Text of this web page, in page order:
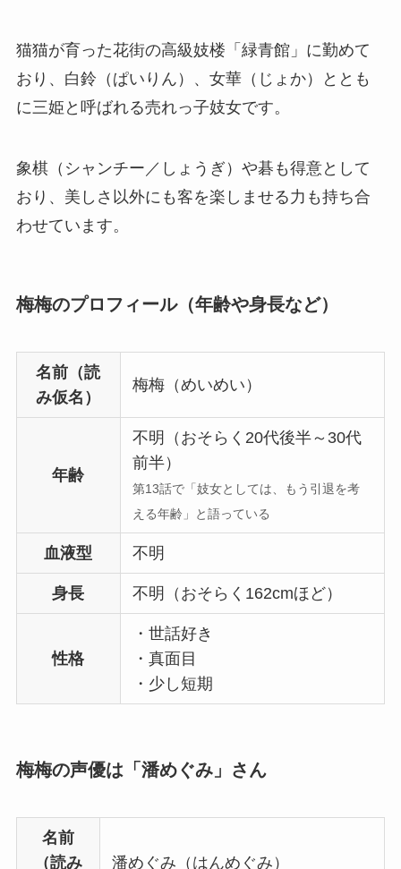
猫猫が育った花街の高級妓楼「緑青館」に勤めて
おり、白鈴（ぱいりん）、女華（じょか）ととも
に三姫と呼ばれる売れっ子妓女です。
象棋（シャンチー／しょうぎ）や碁も得意として
おり、美しさ以外にも客を楽しませる力も持ち合
わせています。
梅梅のプロフィール（年齢や身長など）
名前（読
み仮名）
梅梅（めいめい）
年齢
不明（おそらく20代後半～30代
前半）
第13話で「妓女としては、もう引退を考
える年齢」と語っている
血液型 不明
身長 不明（おそらく162cmほど）
性格
・世話好き
・真面目
・少し短期
梅梅の声優は「潘めぐみ」さん
名前
（読み
潘めぐみ（はんめぐみ）